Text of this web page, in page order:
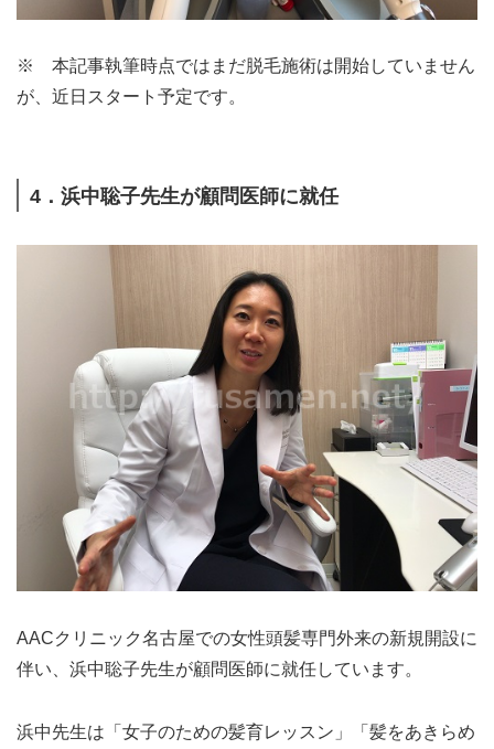
※ 本記事執筆時点ではまだ脱毛施術は開始していません
が、近日スタート予定です。
4．浜中聡子先生が顧問医師に就任
AACクリニック名古屋での女性頭髪専門外来の新規開設に
伴い、浜中聡子先生が顧問医師に就任しています。
浜中先生は「女子のための髪育レッスン」「髪をあきらめ